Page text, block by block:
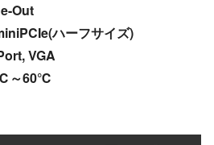
Out
ハーフサイズ)
VGA
～60℃